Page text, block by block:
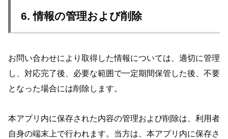
6. 情報の管理および削除
お問い合わせにより取得した情報については、適切に管理
し、対応完了後、必要な範囲で一定期間保管した後、不要
となった場合には削除します。
本アプリ内に保存された内容の管理および削除は、利用者
自身の端末上で行われます。当方は、本アプリ内に保存さ